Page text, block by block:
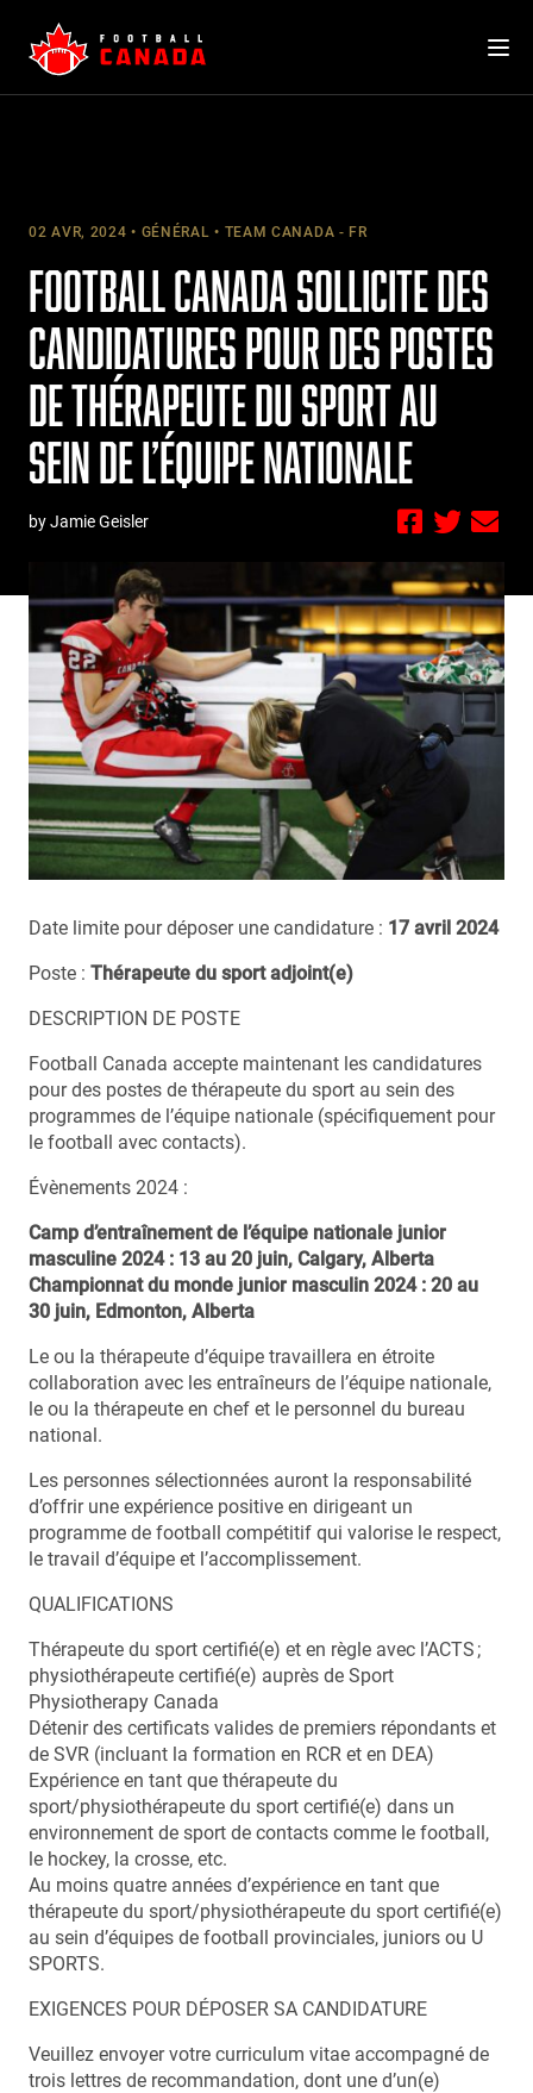
content
02 AVR, 2024 GÉNÉRAL TEAM CANADA - FR
FOOTBALL CANADA SOLLICITE DES
CANDIDATURES POUR DES POSTES
DE THÉRAPEUTE DU SPORT AU
SEIN DE L’ÉQUIPE NATIONALE
by Jamie Geisler
Date limite pour déposer une candidature : 17 avril 2024
Poste : Thérapeute du sport adjoint(e)
DESCRIPTION DE POSTE
Football Canada accepte maintenant les candidatures
pour des postes de thérapeute du sport au sein des
programmes de l’équipe nationale (spécifiquement pour
le football avec contacts).
Évènements 2024 :
Camp d’entraînement de l’équipe nationale junior
masculine 2024 : 13 au 20 juin, Calgary, Alberta
Championnat du monde junior masculin 2024 : 20 au
30 juin, Edmonton, Alberta
Le ou la thérapeute d’équipe travaillera en étroite
collaboration avec les entraîneurs de l’équipe nationale,
le ou la thérapeute en chef et le personnel du bureau
national.
Les personnes sélectionnées auront la responsabilité
d’offrir une expérience positive en dirigeant un
programme de football compétitif qui valorise le respect,
le travail d’équipe et l’accomplissement.
QUALIFICATIONS
Thérapeute du sport certifié(e) et en règle avec l’ACTS ;
physiothérapeute certifié(e) auprès de Sport
Physiotherapy Canada
Détenir des certificats valides de premiers répondants et
de SVR (incluant la formation en RCR et en DEA)
Expérience en tant que thérapeute du
sport/physiothérapeute du sport certifié(e) dans un
environnement de sport de contacts comme le football,
le hockey, la crosse, etc.
Au moins quatre années d’expérience en tant que
thérapeute du sport/physiothérapeute du sport certifié(e)
au sein d’équipes de football provinciales, juniors ou U
SPORTS.
EXIGENCES POUR DÉPOSER SA CANDIDATURE
Veuillez envoyer votre curriculum vitae accompagné de
trois lettres de recommandation, dont une d’un(e)